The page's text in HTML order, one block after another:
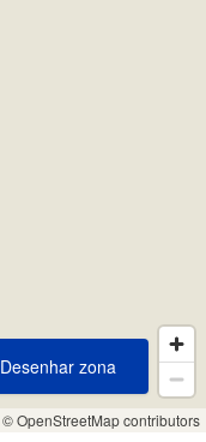
© OpenStreetMap contributors
Desenhar zona
Desenhar zona